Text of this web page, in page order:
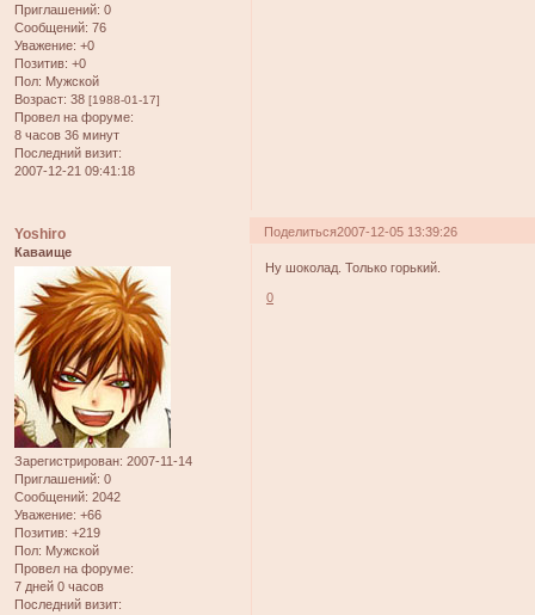
Приглашений: 0
Сообщений: 76
Уважение: +0
Позитив: +0
Пол: Мужской
Возраст: 38 [1988-01-17]
Провел на форуме:
8 часов 36 минут
Последний визит:
2007-12-21 09:41:18
Поделиться2007-12-05 13:39:26
Yoshiro
Каваище
Зарегистрирован: 2007-11-14
Приглашений: 0
Сообщений: 2042
Уважение: +66
Позитив: +219
Пол: Мужской
Провел на форуме:
7 дней 0 часов
Последний визит:
Ну шоколад. Только горький.
0